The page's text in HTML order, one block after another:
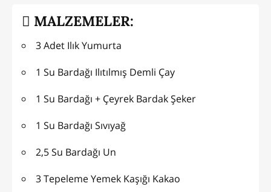
MALZEMELER:
3 Adet Ilık Yumurta
1 Su Bardağı Ilıtılmış Demli Çay
1 Su Bardağı + Çeyrek Bardak Şeker
1 Su Bardağı Sıvıyağ
2,5 Su Bardağı Un
3 Tepeleme Yemek Kaşığı Kakao